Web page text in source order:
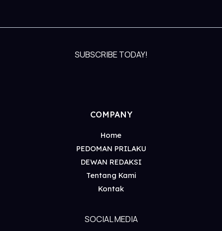
SUBSCRIBE TODAY!
COMPANY
Home
PEDOMAN PRILAKU
DEWAN REDAKSI
Tentang Kami
Kontak
SOCIAL MEDIA